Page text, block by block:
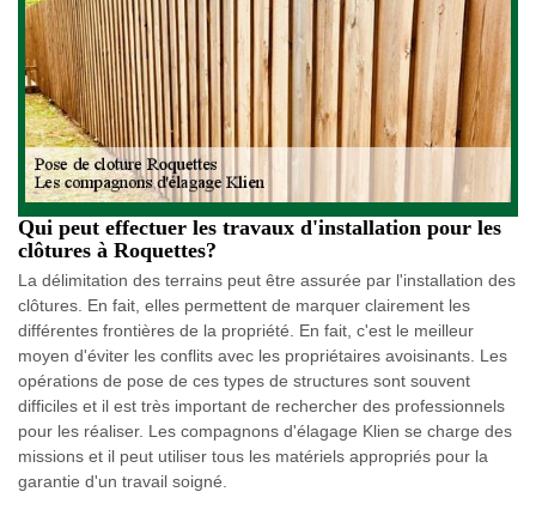
Qui peut effectuer les travaux d'installation pour les
clôtures à Roquettes?
La délimitation des terrains peut être assurée par l'installation des
clôtures. En fait, elles permettent de marquer clairement les
différentes frontières de la propriété. En fait, c'est le meilleur
moyen d'éviter les conflits avec les propriétaires avoisinants. Les
opérations de pose de ces types de structures sont souvent
difficiles et il est très important de rechercher des professionnels
pour les réaliser. Les compagnons d'élagage Klien se charge des
missions et il peut utiliser tous les matériels appropriés pour la
garantie d'un travail soigné.